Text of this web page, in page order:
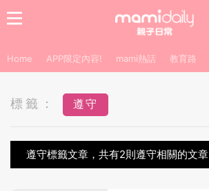
Home APP限定內容! mami熱話 教育路
標籤： 遵守
遵守標籤文章，共有2則遵守相關的文章